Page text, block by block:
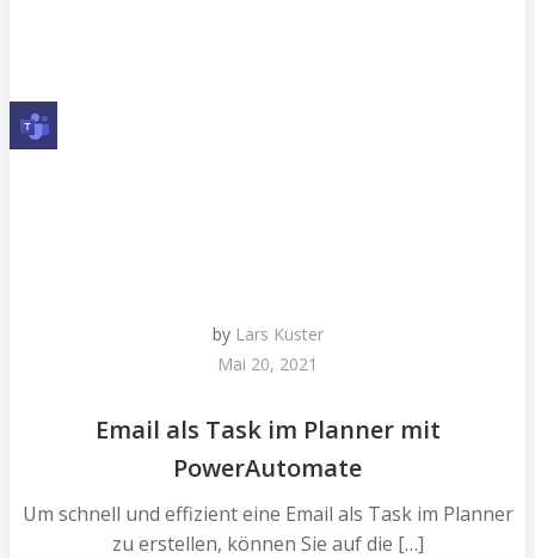
by Lars Küster
Mai 20, 2021
Email als Task im Planner mit
PowerAutomate
Um schnell und effizient eine Email als Task im Planner
zu erstellen, können Sie auf die […]